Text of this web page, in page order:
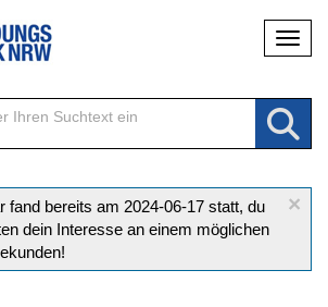
×
fand bereits am 2024-06-17 statt, du
dein Interesse an einem möglichen